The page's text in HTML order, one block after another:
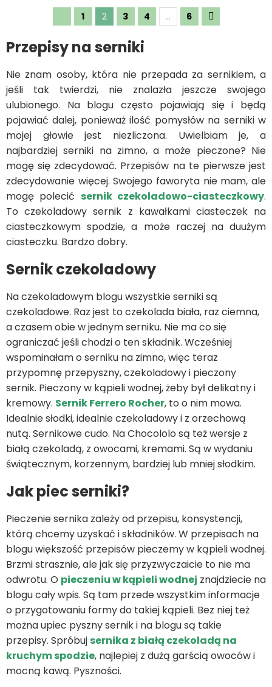
1 2 3 4 … 6
Przepisy na serniki
Nie znam osoby, która nie przepada za sernikiem, a
jeśli tak twierdzi, nie znalazła jeszcze swojego
ulubionego. Na blogu często pojawiają się i będą
pojawiać dalej, ponieważ ilość pomysłów na serniki w
mojej głowie jest niezliczona. Uwielbiam je, a
najbardziej serniki na zimno, a może pieczone? Nie
mogę się zdecydować. Przepisów na te pierwsze jest
zdecydowanie więcej. Swojego faworyta nie mam, ale
mogę polecić sernik czekoladowo-ciasteczkowy.
To czekoladowy sernik z kawałkami ciasteczek na
ciasteczkowym spodzie, a może raczej na duużym
ciasteczku. Bardzo dobry.
Sernik czekoladowy
Na czekoladowym blogu wszystkie serniki są
czekoladowe. Raz jest to czekolada biała, raz ciemna,
a czasem obie w jednym serniku. Nie ma co się
ograniczać jeśli chodzi o ten składnik. Wcześniej
wspominałam o serniku na zimno, więc teraz
przypomnę przepyszny, czekoladowy i pieczony
sernik. Pieczony w kąpieli wodnej, żeby był delikatny i
kremowy. Sernik Ferrero Rocher, to o nim mowa.
Idealnie słodki, idealnie czekoladowy i z orzechową
nutą. Sernikowe cudo. Na Chocololo są też wersje z
białą czekoladą, z owocami, kremami. Są w wydaniu
świątecznym, korzennym, bardziej lub mniej słodkim.
Jak piec serniki?
Pieczenie sernika zależy od przepisu, konsystencji,
którą chcemy uzyskać i składników. W przepisach na
blogu większość przepisów pieczemy w kąpieli wodnej.
Brzmi strasznie, ale jak się przyzwyczaicie to nie ma
odwrotu. O pieczeniu w kąpieli wodnej znajdziecie na
blogu cały wpis. Są tam przede wszystkim informacje
o przygotowaniu formy do takiej kąpieli. Bez niej też
można upiec pyszny sernik i na blogu są takie
przepisy. Spróbujsernika z białą czekoladą na
kruchym spodzie, najlepiej z dużą garścią owoców i
mocną kawą. Pyszności.